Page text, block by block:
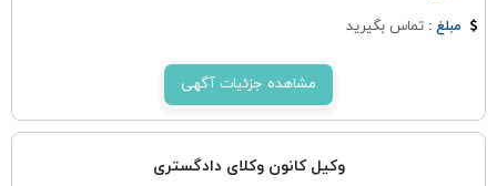
مبلغ :تماس بگیرید
مشاهده جزئیات آگهی
وکیل کانون وکلای دادگستری